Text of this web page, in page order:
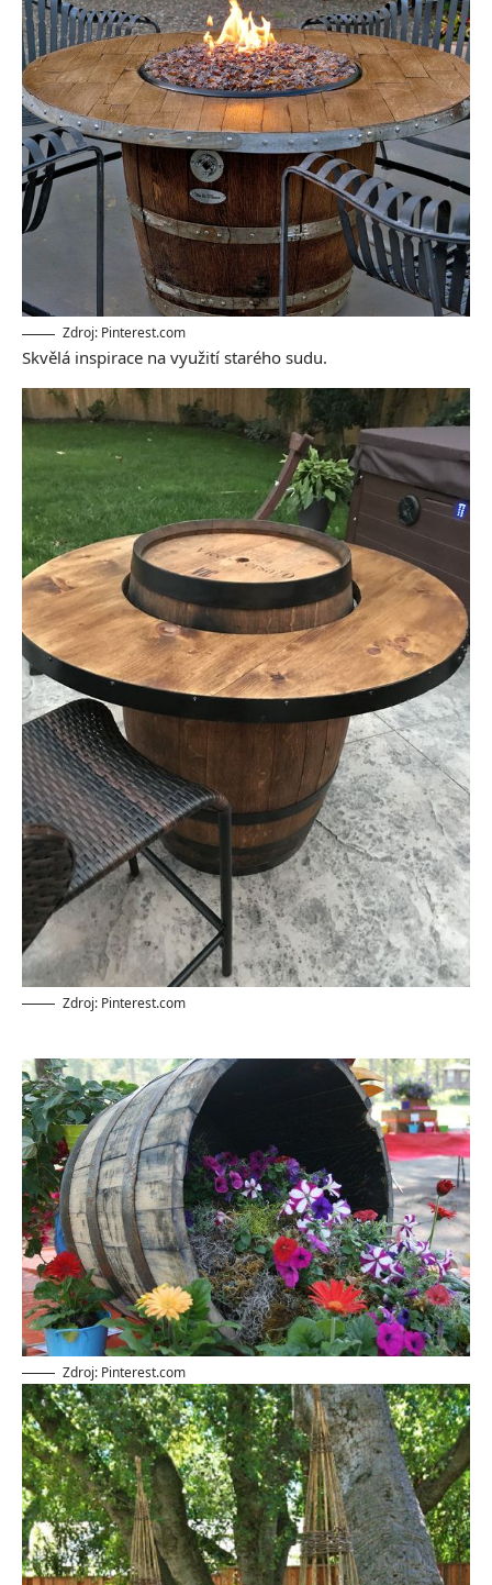
Zdroj: Pinterest.com
Skvělá inspirace na využití starého sudu.
Zdroj: Pinterest.com
Zdroj: Pinterest.com